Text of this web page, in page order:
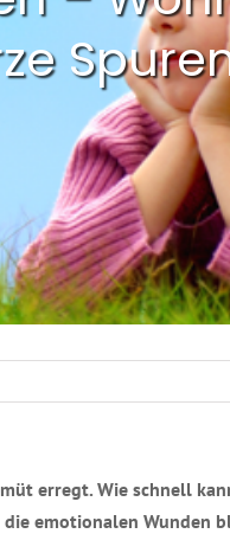
erregt. Wie schnell
emotionalen Wunden